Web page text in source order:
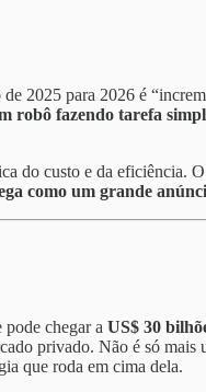
2025 para 2026 é
robô fazendo tarefa
do custo e da
como um grande
chegar a US$ 30
privado. Não é só
que roda em cima dela.